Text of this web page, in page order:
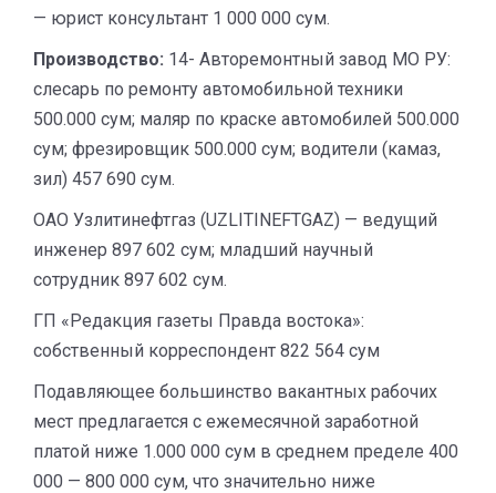
— юрист консультант 1 000 000 сум.
Производство: 14- Авторемонтный завод МО РУ:
слесарь по ремонту автомобильной техники
500.000 сум; маляр по краске автомобилей 500.000
сум; фрезировщик 500.000 сум; водители (камаз,
зил) 457 690 сум.
ОАО Узлитинефтгаз (UZLITINEFTGAZ) — ведущий
инженер 897 602 сум; младший научный
сотрудник 897 602 сум.
ГП «Редакция газеты Правда востока»:
собственный корреспондент 822 564 сум
Подавляющее большинство вакантных рабочих
мест предлагается с ежемесячной заработной
платой ниже 1.000 000 сум в среднем пределе 400
000 — 800 000 сум, что значительно ниже